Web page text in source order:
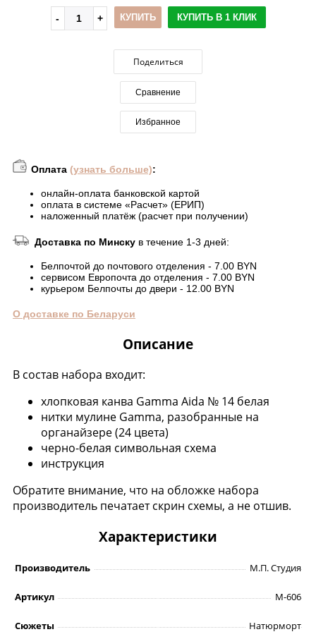
КУПИТЬ КУПИТЬ В 1 КЛИК
Поделиться
Сравнение
Избранное
Оплата (узнать больше):
онлайн-оплата банковской картой
оплата в системе «Расчет» (ЕРИП)
наложенный платёж (расчет при получении)
Доставка по Минску в течение 1-3 дней:
Белпочтой до почтового отделения - 7.00 BYN
сервисом Европочта до отделения - 7.00 BYN
курьером Белпочты до двери - 12.00 BYN
О доставке по Беларуси
Описание
В состав набора входит:
хлопковая канва Gamma Aida № 14 белая
нитки мулине Gamma, разобранные на
органайзере (24 цвета)
черно-белая символьная схема
инструкция
Обратите внимание, что на обложке набора
производитель печатает скрин схемы, а не отшив.
Характеристики
Производитель М.П. Студия
Артикул М-606
Сюжеты Натюрморт